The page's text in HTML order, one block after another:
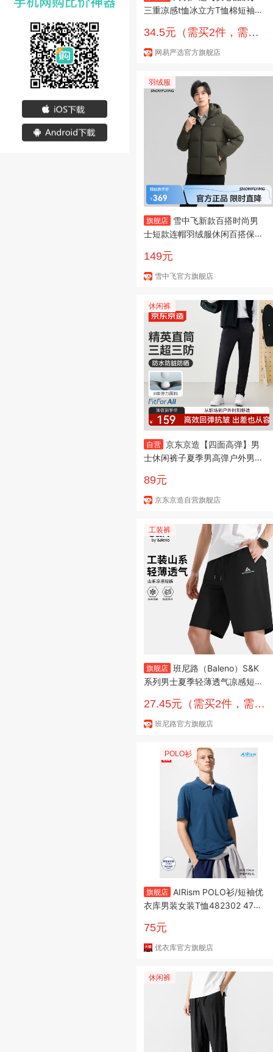
三重凉感t恤冰立方T恤棉短袖小
白色 XL （女生建议拍小一码）
34.5元（需买2件，需用
网易严选官方旗舰店
羽绒服
旗舰店
雪中飞新款百搭时尚男
士短款连帽羽绒服休闲百搭保暖
180/96A
149元
雪中飞官方旗舰店
休闲裤
自营 京东京造【四面高弹】男
士休闲裤子夏季男高弹户外男裤
89元
京东京造自营旗舰店
工装裤
旗舰店 班尼路（Baleno）S&K
系列男士夏季轻薄透气凉感短裤
JPB三角灰 3XL
27.45元（需买2件，需用
班尼路官方旗舰店
POLO衫
旗舰店
AIRism POLO衫/短袖优
衣库男装女装T恤482302 4797
75元
优衣库官方旗舰店
休闲裤